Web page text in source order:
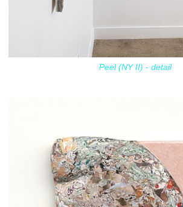
Peel (NY II) - detail